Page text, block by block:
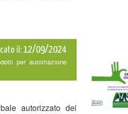
il:12/09/2024
per automazione
autorizzato dei